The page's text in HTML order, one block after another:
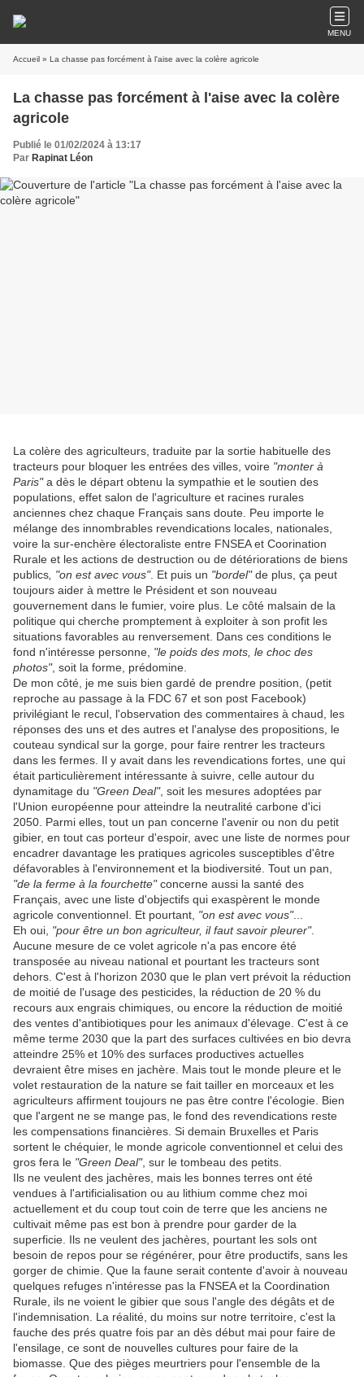
MENU
Accueil » La chasse pas forcément à l'aise avec la colère agricole
La chasse pas forcément à l'aise avec la colère
agricole
Publié le 01/02/2024 à 13:17
Par Rapinat Léon
La colère des agriculteurs, traduite par la sortie habituelle des
tracteurs pour bloquer les entrées des villes, voire "monter à
Paris"a dès le départ obtenu la sympathie et le soutien des
populations, effet salon de l'agriculture et racines rurales
anciennes chez chaque Français sans doute. Peu importe le
mélange des innombrables revendications locales, nationales,
voire la sur-enchère électoraliste entre FNSEA et Coorination
Rurale et les actions de destruction ou de détériorations de biens
publics , "on est avec vous". Et puis un "bordel"de plus, ça peut
toujours aider à mettre le Président et son nouveau
gouvernement dans le fumier, voire plus. Le côté malsain de la
politique qui cherche promptement à exploiter à son profit les
situations favorables au renversement. Dans ces conditions le
fond n'intéresse personne, "le poids des mots, le choc des
photos", soit la forme, prédomine.
De mon côté, je me suis bien gardé de prendre position, (petit
reproche au passage à la FDC 67 et son post Facebook)
privilégiant le recul, l'observation des commentaires à chaud, les
réponses des uns et des autres et l'analyse des propositions, le
couteau syndical sur la gorge, pour faire rentrer les tracteurs
dans les fermes. Il y avait dans les revendications fortes, une qui
était particulièrement intéressante à suivre, celle autour du
dynamitage du "Green Deal", soit les mesures adoptées par
l'Union européenne pour atteindre la neutralité carbone d'ici
2050. Parmi elles, tout un pan concerne l'avenir ou non du petit
gibier, en tout cas porteur d'espoir, avec une liste de normes pour
encadrer davantage les pratiques agricoles susceptibles d'être
défavorables à l'environnement et la biodiversité. Tout un pan,
"de la ferme à la fourchette"concerne aussi la santé des
Français, avec une liste d'objectifs qui exaspèrent le monde
agricole conventionnel. Et pourtant, "on est avec vous"...
Eh oui, "pour être un bon agriculteur, il faut savoir pleurer".
Aucune mesure de ce volet agricole n'a pas encore été
transposée au niveau national et pourtant les tracteurs sont
dehors. C'est à l'horizon 2030 que le plan vert prévoit la réduction
de moitié de l'usage des pesticides, la réduction de 20 % du
recours aux engrais chimiques, ou encore la réduction de moitié
des ventes d'antibiotiques pour les animaux d'élevage. C'est à ce
même terme 2030 que la part des surfaces cultivées en bio devra
atteindre 25% et 10% des surfaces productives actuelles
devraient être mises en jachère. Mais tout le monde pleure et le
volet restauration de la nature se fait tailler en morceaux et les
agriculteurs affirment toujours ne pas être contre l'écologie. Bien
que l'argent ne se mange pas, le fond des revendications reste
les compensations financières. Si demain Bruxelles et Paris
sortent le chéquier, le monde agricole conventionnel et celui des
gros fera le "Green Deal", sur le tombeau des petits.
Ils ne veulent des jachères, mais les bonnes terres ont été
vendues à l'artificialisation ou au lithium comme chez moi
actuellement et du coup tout coin de terre que les anciens ne
cultivait même pas est bon à prendre pour garder de la
superficie. Ils ne veulent des jachères, pourtant les sols ont
besoin de repos pour se régénérer, pour être productifs, sans les
gorger de chimie. Que la faune serait contente d'avoir à nouveau
quelques refuges n'intéresse pas la FNSEA et la Coordination
Rurale, ils ne voient le gibier que sous l'angle des dégâts et de
l'indemnisation. La réalité, du moins sur notre territoire, c'est la
fauche des prés quatre fois par an dès début mai pour faire de
l'ensilage, ce sont de nouvelles cultures pour faire de la
biomasse. Que des pièges meurtriers pour l'ensemble de la